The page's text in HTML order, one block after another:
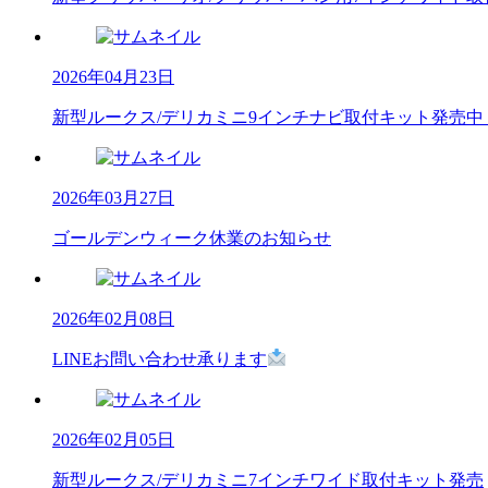
2026年04月23日
新型ルークス/デリカミニ9インチナビ取付キット発売中
2026年03月27日
ゴールデンウィーク休業のお知らせ
2026年02月08日
LINEお問い合わせ承ります
2026年02月05日
新型ルークス/デリカミニ7インチワイド取付キット発売